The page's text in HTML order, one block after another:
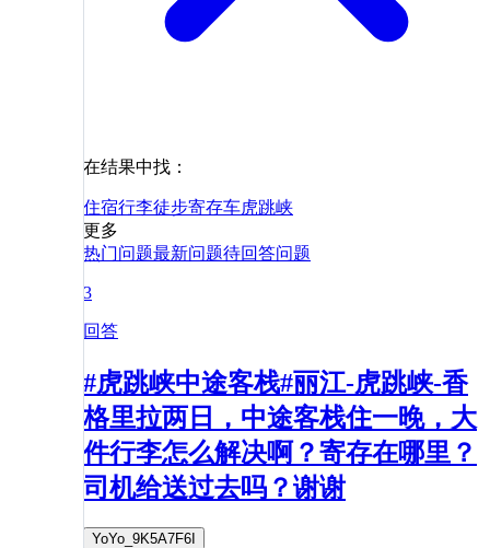
在结果中找：
住宿行李徒步寄存车虎跳峡
更多
热门问题最新问题待回答问题
3
回答
#虎跳峡中途客栈#丽江-虎跳峡-香
格里拉两日，中途客栈住一晚，大
件行李怎么解决啊？寄存在哪里？
司机给送过去吗？谢谢
YoYo_9K5A7F6I